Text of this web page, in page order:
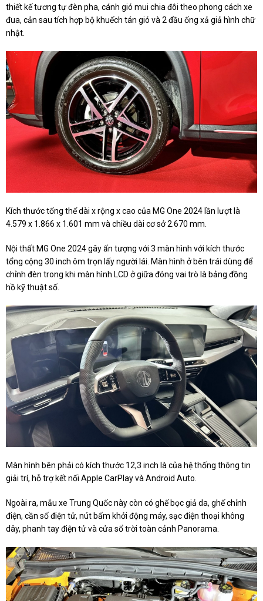
thiết kế tương tự đèn pha, cánh gió mui chia đôi theo phong cách xe
đua, cản sau tích hợp bộ khuếch tán gió và 2 đầu ống xả giả hình chữ
nhật.
Kích thước tổng thể dài x rộng x cao của MG One 2024 lần lượt là
4.579 x 1.866 x 1.601 mm và chiều dài cơ sở 2.670 mm.
Nội thất MG One 2024 gây ấn tượng với 3 màn hình với kích thước
tổng cộng 30 inch ôm trọn lấy người lái. Màn hình ở bên trái dùng để
chỉnh đèn trong khi màn hình LCD ở giữa đóng vai trò là bảng đồng
hồ kỹ thuật số.
Màn hình bên phải có kích thước 12,3 inch là của hệ thống thông tin
giải trí, hỗ trợ kết nối Apple CarPlay và Android Auto.
Ngoài ra, mẫu xe Trung Quốc này còn có ghế bọc giả da, ghế chỉnh
điện, cần số điện tử, nút bấm khởi động máy, sạc điện thoại không
dây, phanh tay điện tử và cửa sổ trời toàn cảnh Panorama.